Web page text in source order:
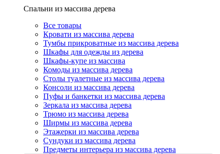
Спальни из массива дерева
Все товары
Кровати из массива дерева
Тумбы прикроватные из массива дерева
Шкафы для одежды из дерева
Шкафы-купе из массива
Комоды из массива дерева
Столы туалетные из массива дерева
Консоли из массива дерева
Пуфы и банкетки из массива дерева
Зеркала из массива дерева
Трюмо из массива дерева
Ширмы из массива дерева
Этажерки из массива дерева
Сундуки из массива дерева
Предметы интерьера из массива дерева